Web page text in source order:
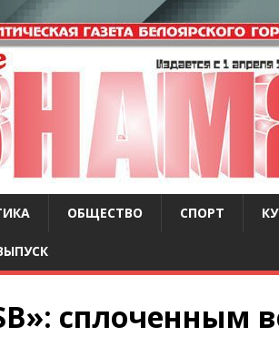
ОБЩЕСТВО СПОРТ
сплоченным